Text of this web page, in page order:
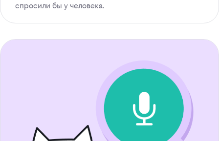
спросили бы у человека.